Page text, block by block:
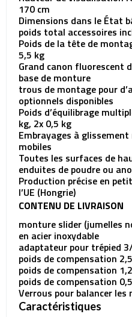
170 cm
Dimensions dans le État
poids total accessoires
Poids de la tête de
5,5 kg
Grand canon fluorescent
base de monture
trous de montage pour
optionnels disponibles
Poids d’équilibrage
kg, 2x 0,5 kg
Embrayages à
mobiles
Toutes les surfaces de
enduites de poudre ou
Production précise en
l’UE (Hongrie)
CONTENU DE LIVRAISON
monture slider (jumelles
en acier inoxydable
adaptateur pour trépied
poids de compensation
poids de compensation
poids de compensation
Verrous pour balancer les
Caractéristiques